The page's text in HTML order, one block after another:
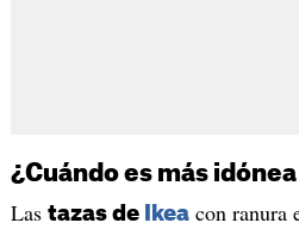
¿Cuándo es más
Las tazas de Ikeacon ranura